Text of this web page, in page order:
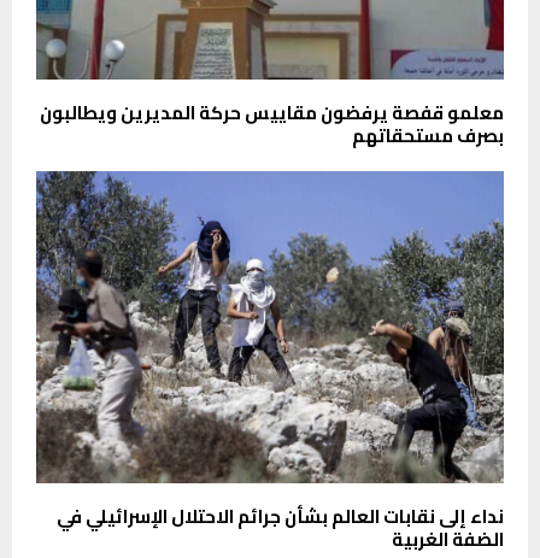
معلمو قفصة يرفضون مقاييس حركة المديرين ويطالبون
بصرف مستحقاتهم
نداء إلى نقابات العالم بشأن جرائم الاحتلال الإسرائيلي في
الضفة الغربية